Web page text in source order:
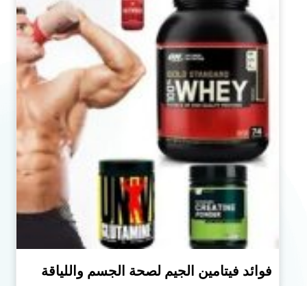
فوائد فيتامين الجيم لصحة الجسم واللياقة